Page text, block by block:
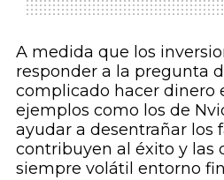
A medida que los
responder a la pregunta
complicado hacer dinero
ejemplos como los de
ayudar a desentrañar los
contribuyen al éxito y las
siempre volátil entorno